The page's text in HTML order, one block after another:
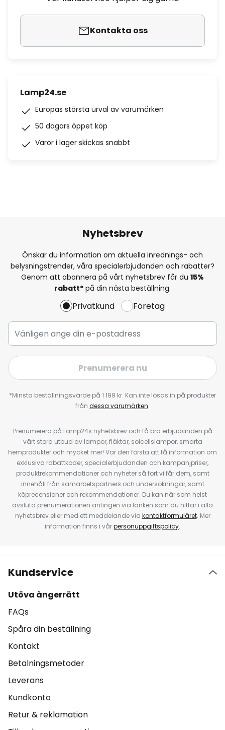
Kontakta oss
Lamp24.se
Europas största urval av varumärken
50 dagars öppet köp
Varor i lager skickas snabbt
Nyhetsbrev
Önskar du information om aktuella inrednings- och
belysningstrender, våra specialerbjudanden och rabatter?
Genom att abonnera på vårt nyhetsbrev får du 15%
rabatt* på din nästa beställning.
Privatkund Företag
Prenumerera nu
*Minsta beställningsvärde på 1 199 kr. Kan inte lösas in på produkter
från dessa varumärken.
Prenumerera på Lamp24s nyhetsbrev och få bra erbjudanden på
vårt stora utbud av lampor, fläktar, solcellslampor, smarta
hemprodukter och mycket mer! Var den första att få information om
exklusiva rabattkoder, specialerbjudanden och kampanjpriser,
produktrekommendationer och nyheter så fort vi får dem, samt
innehåll från samarbetspartners och undersökningar, samt
köprecensioner och rekommendationer. Du kan när som helst
avsluta prenumerationen antingen via länken som du hittar i alla
nyhetsbrev eller med ett meddelande via kontaktformuläret. Mer
information finns i vårpersonuppgiftspolicy.
Kundservice
Utöva ångerrätt
FAQs
Spåra din beställning
Kontakt
Betalningsmetoder
Leverans
Kundkonto
Retur & reklamation